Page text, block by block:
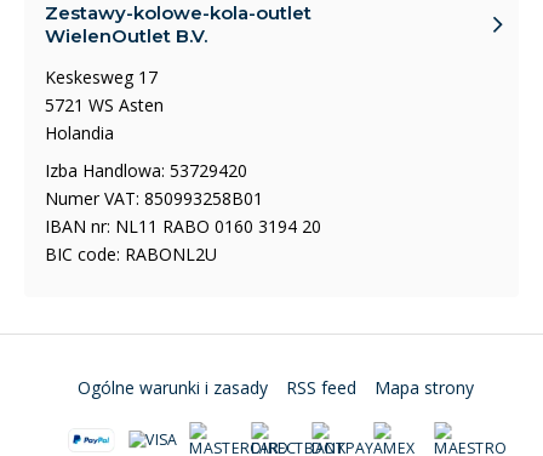
Zestawy-kolowe-kola-outlet
WielenOutlet B.V.
Keskesweg 17
5721 WS Asten
Holandia
Izba Handlowa: 53729420
Numer VAT: 850993258B01
IBAN nr: NL11 RABO 0160 3194 20
BIC code: RABONL2U
Ogólne warunki i zasady RSS feed Mapa strony